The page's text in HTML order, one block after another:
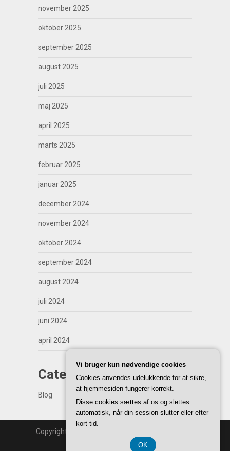
november 2025
oktober 2025
september 2025
august 2025
juli 2025
maj 2025
april 2025
marts 2025
februar 2025
januar 2025
december 2024
november 2024
oktober 2024
september 2024
august 2024
juli 2024
juni 2024
april 2024
Categories
Blog
Copyright | WordPress Theme by
Back to Top ↑
Vi bruger kun nødvendige cookies
Cookies anvendes udelukkende for at sikre,
at hjemmesiden fungerer korrekt.
Disse cookies sættes af os og slettes
automatisk, når din session slutter eller efter
kort tid.
OK